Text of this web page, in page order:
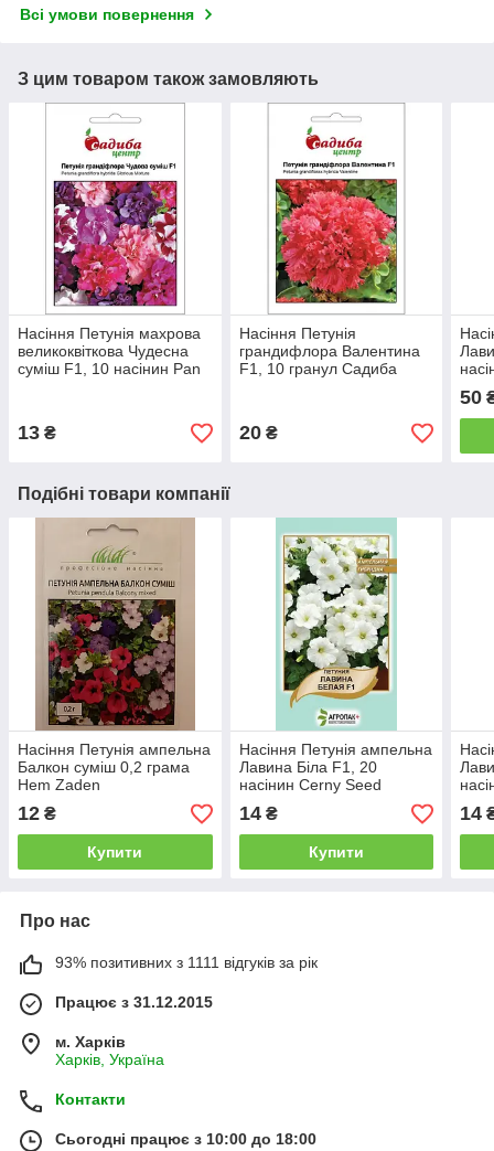
Всі умови повернення
З цим товаром також замовляють
Насіння Петунія махрова
великоквіткова Чудесна
суміш F1, 10 насінин Pan
13 ₴
Насіння Петунія
грандифлора Валентина
F1, 10 гранул Садиба
20₴
Agro
50
Подібні товари компанії
Насіння Петунія ампельна
Балкон суміш 0,2 грама
Hem Zaden
12 ₴
Купити
Насіння Петунія ампельна
Лавина Біла F1, 20
насінин Cerny Seed
14₴
Купити
14
Про нас
93% позитивних з 1111 відгуків за рік
Працює з 31.12.2015
м. Харків
Харків, Україна
Контакти
Сьогодні працює з 10:00 до 18:00